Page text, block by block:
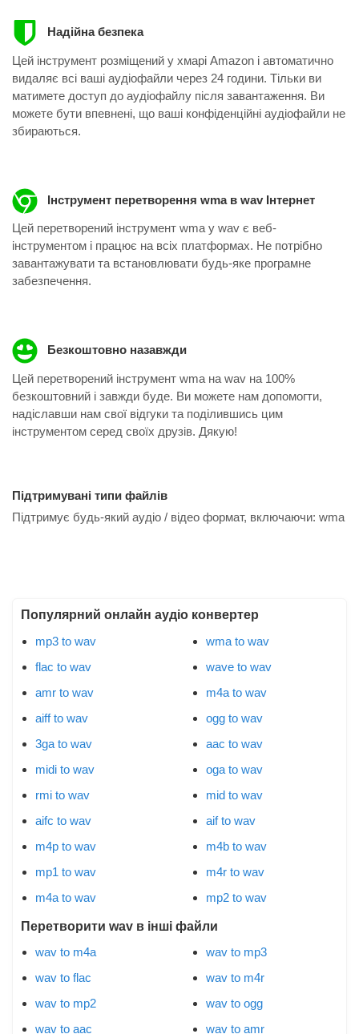
Надійна безпека
Цей інструмент розміщений у хмарі Amazon і автоматично
видаляє всі ваші аудіофайли через 24 години. Тільки ви
матимете доступ до аудіофайлу після завантаження. Ви
можете бути впевнені, що ваші конфіденційні аудіофайли не
збираються.
Інструмент перетворення wma в wav Інтернет
Цей перетворений інструмент wma у wav ​​є веб-
інструментом і працює на всіх платформах. Не потрібно
завантажувати та встановлювати будь-яке програмне
забезпечення.
Безкоштовно назавжди
Цей перетворений інструмент wma на wav на 100%
безкоштовний і завжди буде. Ви можете нам допомогти,
надіславши нам свої відгуки та поділившись цим
інструментом серед своїх друзів. Дякую!
Підтримувані типи файлів
Підтримує будь-який аудіо / відео формат, включаючи: wma
Популярний онлайн аудіо конвертер
mp3 to wav
flac to wav
amr to wav
aiff to wav
3ga to wav
midi to wav
rmi to wav
aifc to wav
m4p to wav
mp1 to wav
m4a to wav
wma to wav
wave to wav
m4a to wav
ogg to wav
aac to wav
oga to wav
mid to wav
aif to wav
m4b to wav
m4r to wav
mp2 to wav
Перетворити wav в інші файли
wav to m4a
wav to flac
wav to mp2
wav to aac
wav to mp3
wav to m4r
wav to ogg
wav to amr